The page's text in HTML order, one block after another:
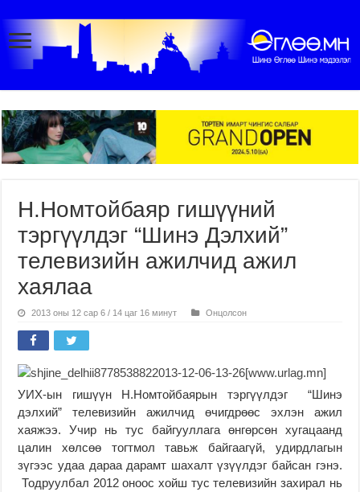
Н.Номтойбаяр гишүүний
тэргүүлдэг “Шинэ Дэлхий”
телевизийн ажилчид ажил
хаялаа
2013 оны 12 сар 6 / 14 цаг 16 минут Онцолсон
УИХ-ын гишүүн Н.Номтойбаярын тэргүүлдэг “Шинэ
дэлхий” телевизийн ажилчид өчигдрөөс эхлэн ажил
хаяжээ. Учир нь тус байгууллага өнгөрсөн хугацаанд
цалин хөлсөө тогтмол тавьж байгаагүй, удирдлагын
зүгээс удаа дараа дарамт шахалт үзүүлдэг байсан гэнэ.
Тодруулбал 2012 оноос хойш тус телевизийн захирал нь